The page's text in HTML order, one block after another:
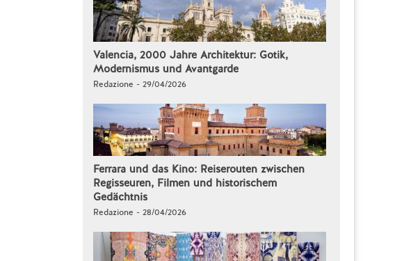
Valencia, 2000 Jahre Architektur: Gotik,
Modernismus und Avantgarde
Redazione - 29/04/2026
Ferrara und das Kino: Reiserouten zwischen
Regisseuren, Filmen und historischem
Gedächtnis
Redazione - 28/04/2026